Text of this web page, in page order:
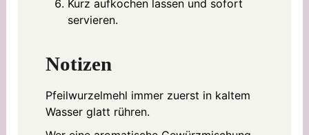
Kurz aufkochen lassen und sofort
servieren.
Notizen
Pfeilwurzelmehl immer zuerst in kaltem
Wasser glatt rühren.